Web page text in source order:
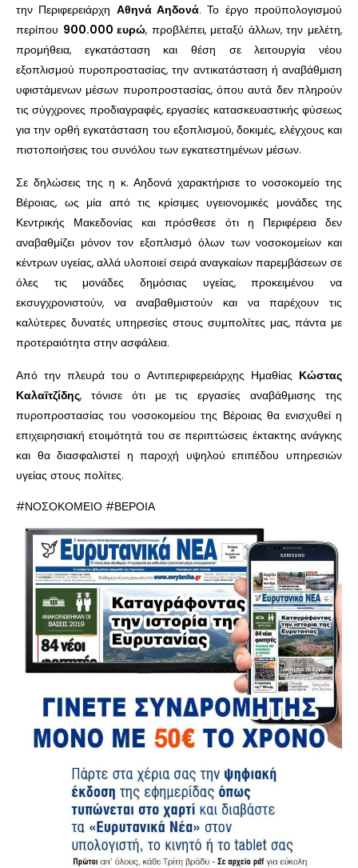
την Περιφερειάρχη Αθηνά Αηδονά. Το έργο προϋπολογισμού
περίπου 900.000 ευρώ, προβλέπει, μεταξύ άλλων, την μελέτη,
προμήθεια, εγκατάσταση και θέση σε λειτουργία νέου
εξοπλισμού πυροπροστασίας, την αντικατάσταση ή αναβάθμιση
υφιστάμενων μέσων πυροπροστασίας, όπου αυτά δεν πληρούν
τις σύγχρονες προδιαγραφές, εργασίες κατασκευαστικής φύσεως
για την ορθή εγκατάσταση του εξοπλισμού, δοκιμές, ελέγχους και
πιστοποιήσεις του συνόλου των εγκατεστημένων μέσων.
Σε δηλώσεις της η κ. Αηδονά χαρακτήρισε το νοσοκομείο της
Βέροιας, ως μία από τις κρίσιμες υγειονομικές μονάδες της
Κεντρικής Μακεδονίας και πρόσθεσε ότι η Περιφέρεια δεν
αναβαθμίζει μόνον τον εξοπλισμό όλων των νοσοκομείων και
κέντρων υγείας, αλλά υλοποιεί σειρά αναγκαίων παρεμβάσεων σε
όλες τις μονάδες δημόσιας υγείας, προκειμένου να
εκσυγχρονιστούν, να αναβαθμιστούν και να παρέχουν τις
καλύτερες δυνατές υπηρεσίες στους συμπολίτες μας, πάντα με
προτεραιότητα στην ασφάλεια.
Από την πλευρά του ο Αντιπεριφερειάρχης Ημαθίας Κώστας
Καλαϊτζίδης, τόνισε ότι με τις εργασίες αναβάθμισης της
πυροπροστασίας του νοσοκομείου της Βέροιας θα ενισχυθεί η
επιχειρησιακή ετοιμότητά του σε περιπτώσεις έκτακτης ανάγκης
και θα διασφαλιστεί η παροχή υψηλού επιπέδου υπηρεσιών
υγείας στους πολίτες.
#ΝΟΣΟΚΟΜΕΙΟ #ΒΕΡΟΙΑ